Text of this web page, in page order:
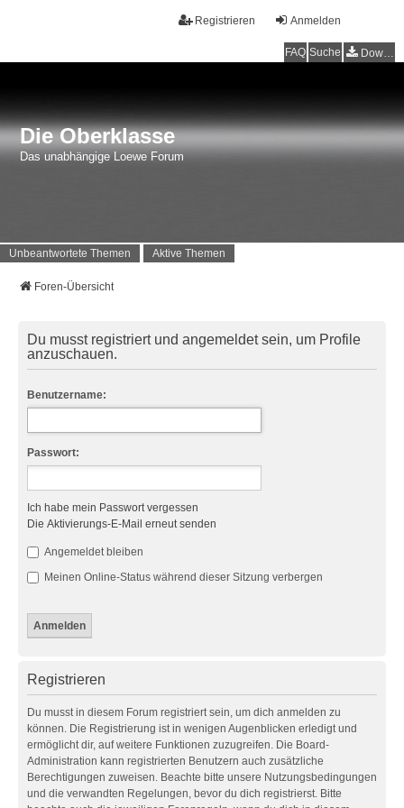
Anmelden
Registrieren
FAQ Suche Downloads
Die Oberklasse
Das unabhängige Loewe Forum
Unbeantwortete Themen Aktive Themen
Foren-Übersicht
Du musst registriert und angemeldet sein, um Profile
anzuschauen.
Benutzername:
Passwort:
Ich habe mein Passwort vergessen
Die Aktivierungs-E-Mail erneut senden
Angemeldet bleiben
Meinen Online-Status während dieser Sitzung verbergen
Registrieren
Du musst in diesem Forum registriert sein, um dich anmelden zu
können. Die Registrierung ist in wenigen Augenblicken erledigt und
ermöglicht dir, auf weitere Funktionen zuzugreifen. Die Board-
Administration kann registrierten Benutzern auch zusätzliche
Berechtigungen zuweisen. Beachte bitte unsere Nutzungsbedingungen
und die verwandten Regelungen, bevor du dich registrierst. Bitte